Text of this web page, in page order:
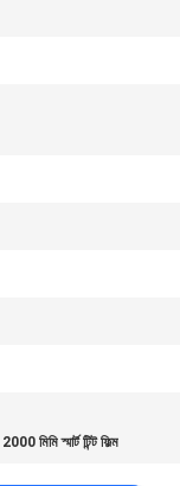
2000 মিমি স্মার্ট টিন্ট ফিল্ম